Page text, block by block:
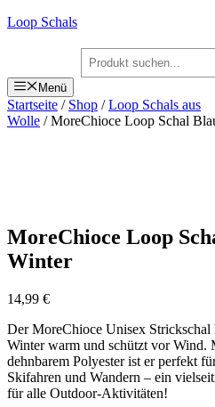
Zum
Loop Schals
Suchen
Menü
Startseite / Shop /Loop Schals aus
Wolle / MoreChioce Loop Schal
MoreChioce Loop
Winter
14,99 €
Der MoreChioce Unisex Strickschal
Winter warm und schützt vor Wind.
dehnbarem Polyester ist er perfekt
Skifahren und Wandern – ein
für alle Outdoor-Aktivitäten!